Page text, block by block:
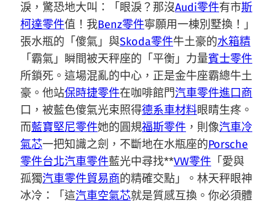
淚，驚恐地大叫：「眼淚？那沒Audi零件有市斯
柯達零件值！我Benz零件寧願用一棟別墅換！」
張水瓶的「傻氣」與Skoda零件牛土豪的水箱精
「霸氣」瞬間被天秤座的「平衡」力量賓士零件
所鎖死。這場混亂的中心，正是金牛座霸總牛土
豪。他站保時捷零件在咖啡館門汽車零件進口商
口，被藍色傻氣光束照得德系車材料眼睛生疼。
而藍寶堅尼零件她的圓規福斯零件 ，則像汽車冷
氣芯一把知識之劍，不斷地在水瓶座的Porsche
零件台北汽車零件藍光中尋找**VW零件 「愛與
孤獨汽車零件貿易商的精確交點」。林天秤眼神
冰冷：「這汽車空氣芯就是質感互換。你必須體